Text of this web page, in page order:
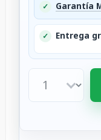
✓ Garantía
✓ Entrega